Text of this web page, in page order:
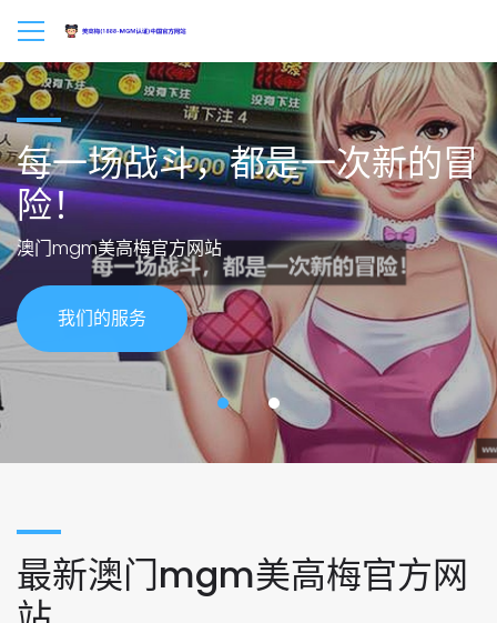
每一场战斗，都是一次新的冒
险！
澳门mgm美高梅官方网站
我们的服务
最新澳门mgm美高梅官方网